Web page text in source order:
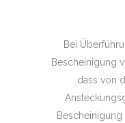
Bei
Bescheinigung
dass von
Bescheinigung